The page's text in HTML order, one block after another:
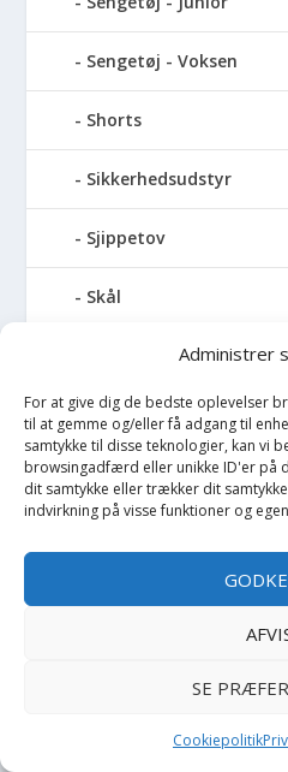
Administrer
For at give dig de bedste oplevelser
til at gemme og/eller få adgang til
samtykke til disse teknologier, kan vi
browsingadfærd eller unikke ID'er på
dit samtykke eller trækker dit
indvirkning på visse funktioner og
SE
Cookiepolitik
Sengetøj - Voksen
Shorts
Sikkerhedsudstyr
Sjippetov
Skål
Skjorte
Skjorte K/Æ